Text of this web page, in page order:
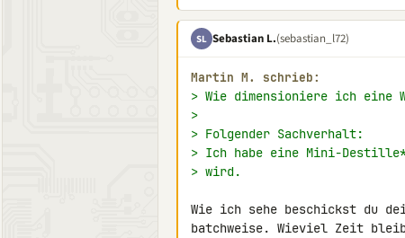
SL Sebastian L.(sebastian_l72)
Martin M. schrieb:
> Wie dimensioniere ich eine
>
> Folgender Sachverhalt:
> Ich habe eine Mini-
> wird.
Wie ich sehe beschickst du
batchweise. Wieviel Zeit